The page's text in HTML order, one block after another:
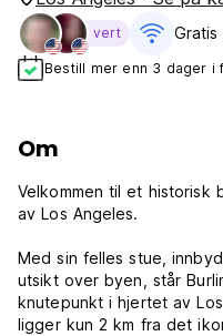
vert Gratis
Bestill mer enn 3 dager
Om
Velkommen til et historisk
av Los Angeles.
Med sin felles stue,
utsikt over byen, står
knutepunkt i hjertet av
ligger kun 2 km fra det